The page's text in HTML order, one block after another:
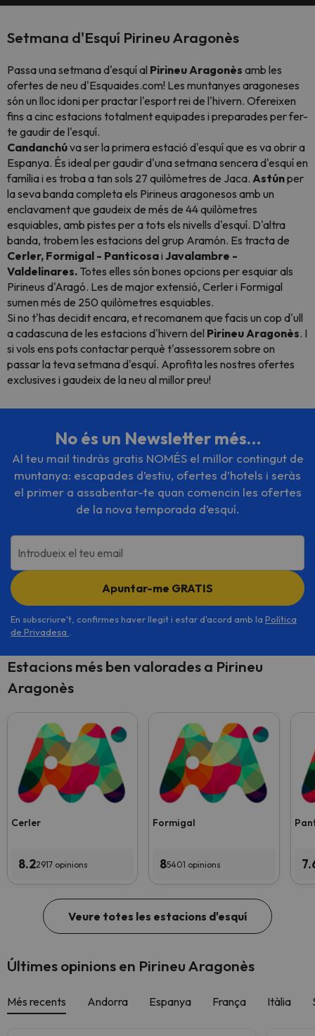
Setmana d'Esquí Pirineu Aragonès
Passa una setmana d'esquí al Pirineu Aragonès amb les
ofertes de neu d'Esquaides.com! Les muntanyes aragoneses
són un lloc idoni per practar l'esport rei de l'hivern. Ofereixen
fins a cinc estacions totalment equipades i preparades per fer-
te gaudir de l'esquí.
Candanchúva ser la primera estació d'esquí que es va obrir a
Espanya. És ideal per gaudir d'una setmana sencera d'esquí en
família i es troba a tan sols 27 quilòmetres de Jaca. Astúnper
la seva banda completa els Pirineus aragonesos amb un
enclavament que gaudeix de més de 44 quilòmetres
esquiables, amb pistes per a tots els nivells d'esquí. D'altra
banda, trobem les estacions del grup Aramón. Es tracta de
Cerler, Formigal - Panticosai Javalambre -
Valdelinares. Totes elles són bones opcions per esquiar als
Pirineus d'Aragó. Les de major extensió, Cerler i Formigal
sumen més de 250 quilòmetres esquiables.
Si no t'has decidit encara, et recomanem que facis un cop d'ull
a cadascuna de les estacions d'hivern del Pirineu Aragonès. I
si vols ens pots contactar perquè t'assessorem sobre on
passar la teva setmana d'esquí. Aprofita les nostres ofertes
exclusives i gaudeix de la neu al millor preu!
No és un Newsletter més…
Al teu mail tindràs gratis NOMÉS el millor contingut de
muntanya: escapades d’estiu, ofertes d’hotels i seràs
el primer a assabentar-te quan comencin les ofertes
de la nova temporada d’esquí.
Introdueix el teu email
Apuntar-me GRATIS
En subscriure't, confirmes haver llegit i estar d'acord amb la Política
de Privadesa
Estacions més ben valorades a Pirineu
Aragonès
Cerler
8.22917 opinions
Formigal
85401 opinions
Veure totes les estacions d'esquí
Últimes opinions en Pirineu Aragonès
Més recents Andorra Espanya França Itàlia